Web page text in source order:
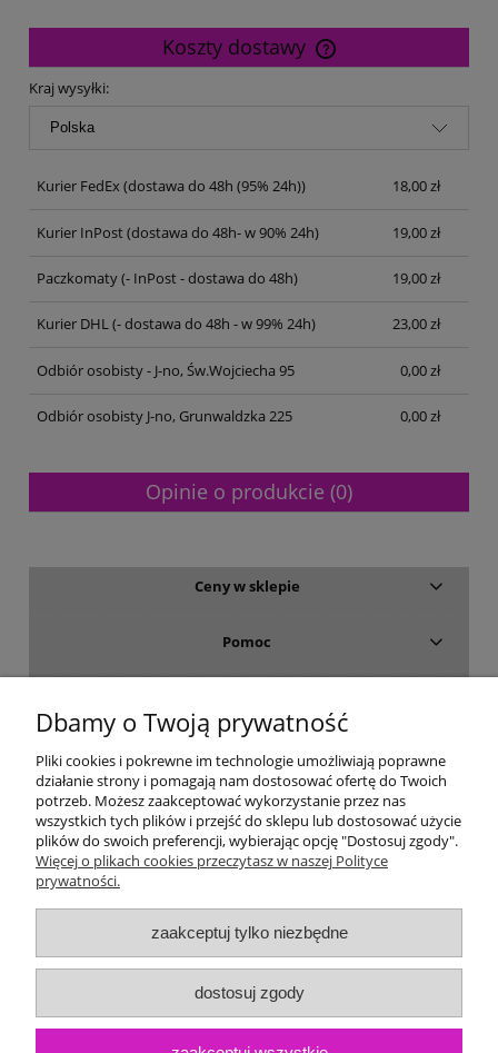
Koszty dostawy
Cena nie zawiera ewentualnych kosztów płatności
Kraj wysyłki:
Kurier FedEx(dostawa do 48h (95% 24h)) 18,00 zł
Kurier InPost(dostawa do 48h- w 90% 24h) 19,00 zł
Paczkomaty(- InPost - dostawa do 48h) 19,00 zł
Kurier DHL(- dostawa do 48h - w 99% 24h) 23,00 zł
Odbiór osobisty - J-no, Św.Wojciecha 95 0,00 zł
Odbiór osobisty J-no, Grunwaldzka 225 0,00 zł
Opinie o produkcie (0)
Ceny w sklepie
Pomoc
Moje konto
Gwarancja i zwroty
O firmie
Dbamy o Twoją prywatność
Pliki cookies i pokrewne im technologie umożliwiają poprawne
działanie strony i pomagają nam dostosować ofertę do Twoich
potrzeb. Możesz zaakceptować wykorzystanie przez nas
wszystkich tych plików i przejść do sklepu lub dostosować użycie
plików do swoich preferencji, wybierając opcję "Dostosuj zgody".
Więcej o plikach cookies przeczytasz w naszej Polityce
prywatności.
zaakceptuj tylko niezbędne
dostosuj zgody